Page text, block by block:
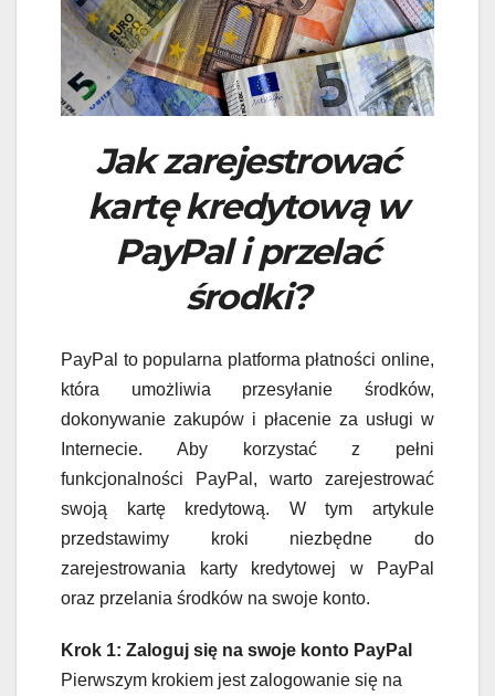
Jak zarejestrować
kartę kredytową w
PayPal i przelać
środki?
PayPal to popularna platforma płatności online,
która umożliwia przesyłanie środków,
dokonywanie zakupów i płacenie za usługi w
Internecie. Aby korzystać z pełni
funkcjonalności PayPal, warto zarejestrować
swoją kartę kredytową. W tym artykule
przedstawimy kroki niezbędne do
zarejestrowania karty kredytowej w PayPal
oraz przelania środków na swoje konto.
Krok 1: Zaloguj się na swoje konto PayPal
Pierwszym krokiem jest zalogowanie się na